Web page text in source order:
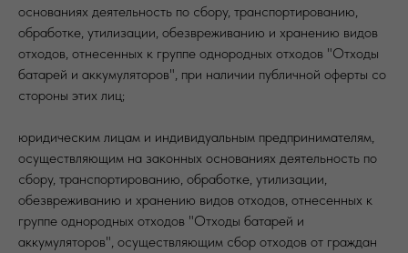
основаниях деятельность по сбору, транспортированию,
обработке, утилизации, обезвреживанию и хранению видов
отходов, отнесенных к группе однородных отходов "Отходы
батарей и аккумуляторов", при наличии публичной оферты со
стороны этих лиц;
юридическим лицам и индивидуальным предпринимателям,
осуществляющим на законных основаниях деятельность по
сбору, транспортированию, обработке, утилизации,
обезвреживанию и хранению видов отходов, отнесенных к
группе однородных отходов "Отходы батарей и
аккумуляторов", осуществляющим сбор отходов от граждан